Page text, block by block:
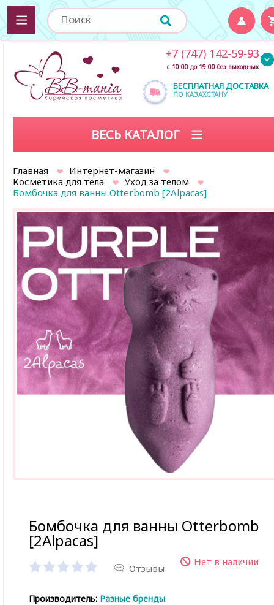
БЕСПЛАТНАЯ ДОСТАВКА
ПО КАЗАХСТАНУ
+7 (747) 142-59-93
с 10:00 до 19:00 без выходных
ВЕСЬ КАТАЛОГ
Главная
Интернет-магазин
Косметика для тела
Уход за телом
Бомбочка для ванны Otterbomb [2Alpacas]
Бомбочка для ванны Otterbomb
[2Alpacas]
Отзывы
Нет в наличии
Производитель: Разные бренды